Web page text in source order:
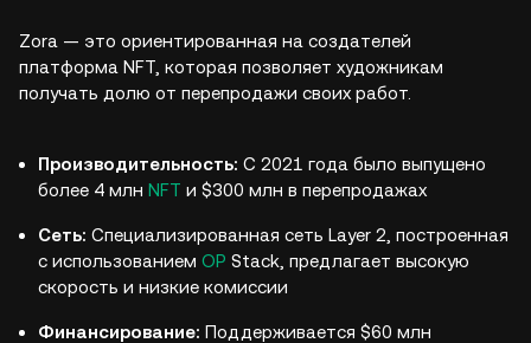
Zora — это ориентированная на создателей
платформа NFT, которая позволяет художникам
получать долю от перепродажи своих работ.
Производительность: С 2021 года было выпущено
более 4 млн NFT и $300 млн в перепродажах
Сеть: Специализированная сеть Layer 2, построенная
с использованием OP Stack, предлагает высокую
скорость и низкие комиссии
Финансирование: Поддерживается $60 млн